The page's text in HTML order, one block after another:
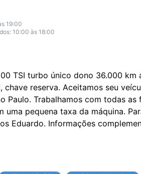
19:00
10:00 às 18:00
TSI turbo único dono 36.000 km
chave reserva. Aceitamos seu
Paulo. Trabalhamos com todas as
pequena taxa da máquina.
Eduardo. Informações